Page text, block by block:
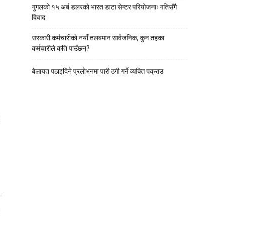
गुगलको १५ अर्ब डलरको भारत डाटा सेन्टर परियोजनाः गतिसँगै
विवाद
सरकारी कर्मचारीकाे नयाँ तलबमान सार्वजनिक, कुन तहका
कर्मचारीले कति पाउँछन्?
बेलायत पठाइदिने प्रलाेभनमा पारी ठगी गर्ने व्यक्ति पक्राउ